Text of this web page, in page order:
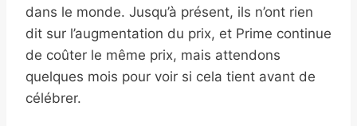
dans le monde. Jusqu’à présent, ils n’ont rien
dit sur l’augmentation du prix, et Prime continue
de coûter le même prix, mais attendons
quelques mois pour voir si cela tient avant de
célébrer.